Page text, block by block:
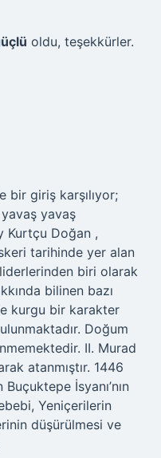
oldu, teşekkürler.
bir giriş karşılıyor;
yavaş
Kurtçu Doğan ,
tarihinde yer alan
liderlerinden biri olarak
bilinen bazı
kurgu bir karakter
Doğum
II. Murad
atanmıştır. 1446
İsyanı’nın
Yeniçerilerin
düşürülmesi ve